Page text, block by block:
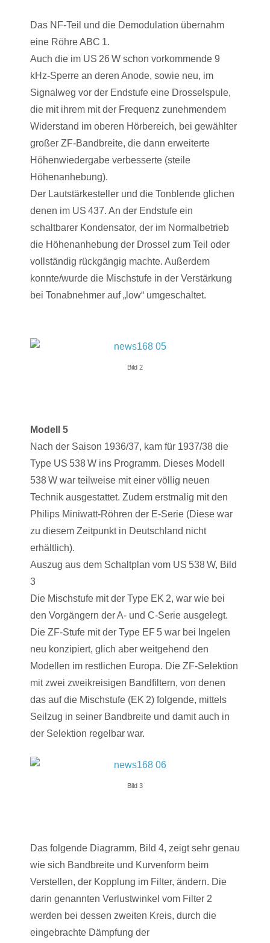
Das NF-Teil und die Demodulation übernahm
eine Röhre ABC 1.
Auch die im US 26 W schon vorkommende 9
kHz-Sperre an deren Anode, sowie neu, im
Signalweg vor der Endstufe eine Drosselspule,
die mit ihrem mit der Frequenz zunehmendem
Widerstand im oberen Hörbereich, bei gewählter
großer ZF-Bandbreite, die dann erweiterte
Höhenwiedergabe verbesserte (steile
Höhenanhebung).
Der Lautstärkesteller und die Tonblende glichen
denen im US 437. An der Endstufe ein
schaltbarer Kondensator, der im Normalbetrieb
die Höhenanhebung der Drossel zum Teil oder
vollständig rückgängig machte. Außerdem
konnte/wurde die Mischstufe in der Verstärkung
bei Tonabnehmer auf „low“ umgeschaltet.
Bild 2
Modell 5
Nach der Saison 1936/37, kam für 1937/38 die
Type US 538 W ins Programm. Dieses Modell
538 W war teilweise mit einer völlig neuen
Technik ausgestattet. Zudem erstmalig mit den
Philips Miniwatt-Röhren der E-Serie (Diese war
zu diesem Zeitpunkt in Deutschland nicht
erhältlich).
Auszug aus dem Schaltplan vom US 538 W, Bild
3
Die Mischstufe mit der Type EK 2, war wie bei
den Vorgängern der A- und C-Serie ausgelegt.
Die ZF-Stufe mit der Type EF 5 war bei Ingelen
neu konzipiert, glich aber weitgehend den
Modellen im restlichen Europa. Die ZF-Selektion
mit zwei zweikreisigen Bandfiltern, von denen
das auf die Mischstufe (EK 2) folgende, mittels
Seilzug in seiner Bandbreite und damit auch in
der Selektion regelbar war.
Bild 3
Das folgende Diagramm, Bild 4, zeigt sehr genau
wie sich Bandbreite und Kurvenform beim
Verstellen, der Kopplung im Filter, ändern. Die
darin genannten Verlustwinkel vom Filter 2
werden bei dessen zweiten Kreis, durch die
eingebrachte Dämpfung der